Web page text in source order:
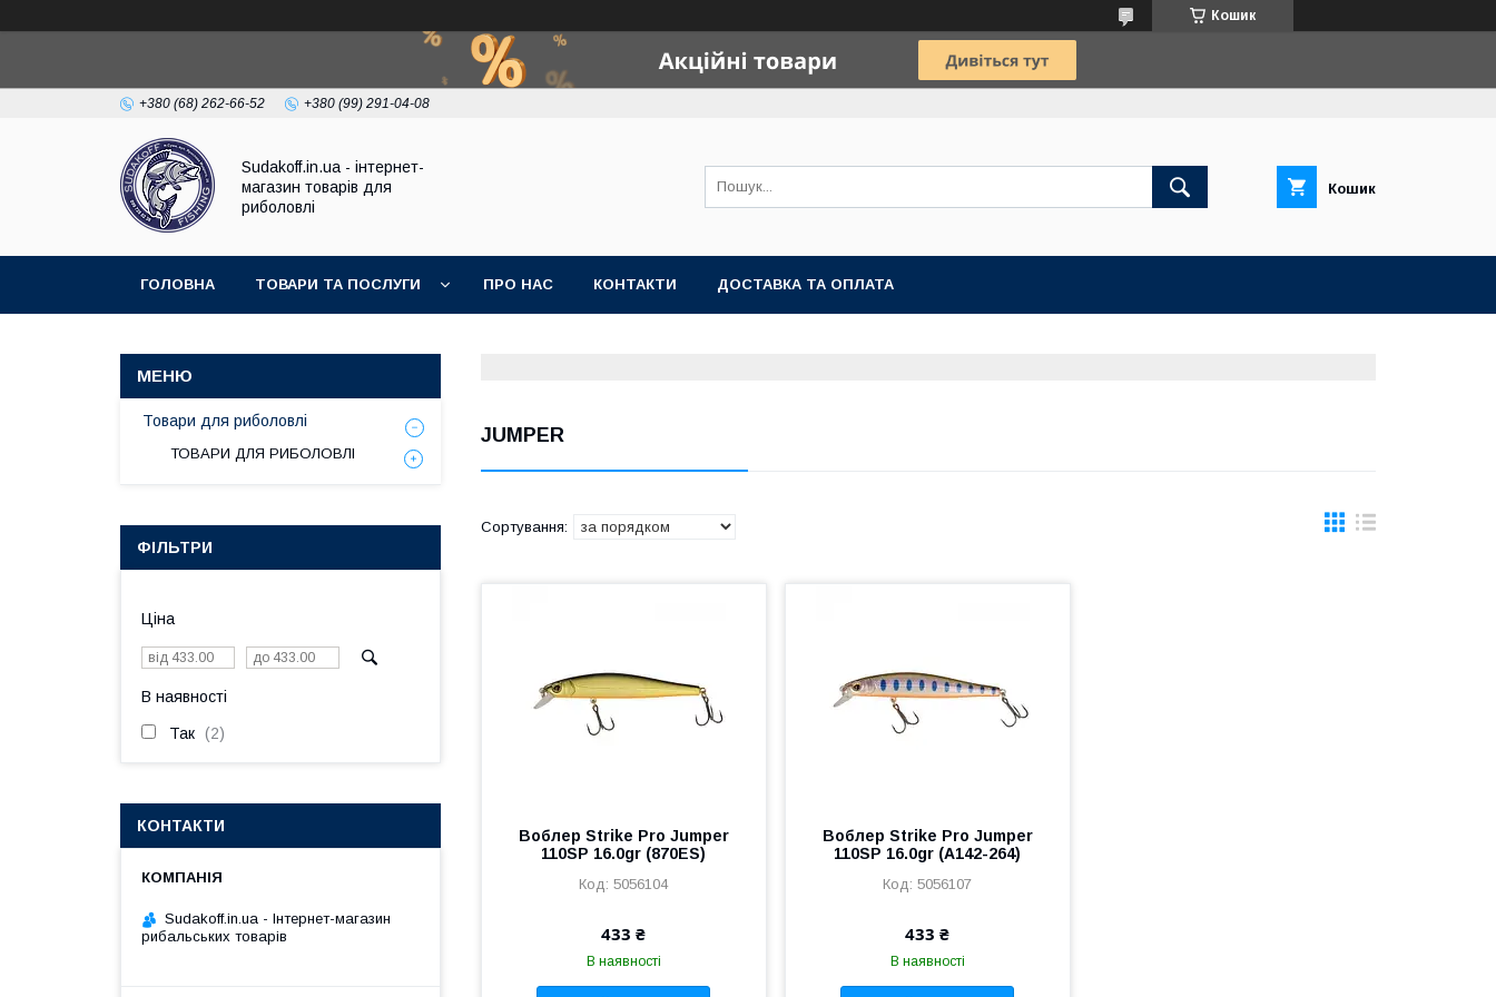
Кошик
+380 (68) 262-66-52 +380 (99) 291-04-08
Sudakoff.in.ua - інтернет-
магазин товарів для
риболовлі
Кошик
ГОЛОВНА ТОВАРИ ТА ПОСЛУГИ ПРО НАС КОНТАКТИ ДОСТАВКА ТА ОПЛАТА
JUMPER
Воблер Strike Pro Jumper
110SP 16.0gr (870ES)
5056104
433 ₴
В наявності
Воблер Strike Pro Jumper
110SP 16.0gr (A142-264)
5056107
433 ₴
В наявності
Товари для риболовлі
ТОВАРИ ДЛЯ РИБОЛОВЛІ
ФІЛЬТРИ
Ціна
В наявності
Так 2
КОНТАКТИ
Sudakoff.in.ua - Інтернет-магазин
рибальських товарів